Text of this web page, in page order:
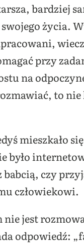
bardziej
życia.
przy
na
to
mieszkało
było
czy
człowiekowi.
jest
odpowiedź: